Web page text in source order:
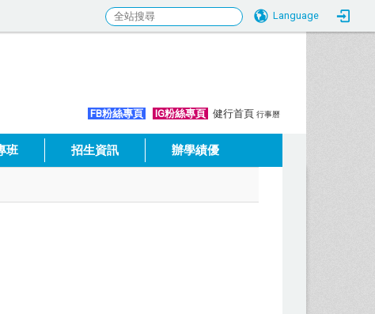
Language
FB粉絲專頁 IG粉絲專頁 健行首頁 行事曆
班 招生資訊 辦學績優